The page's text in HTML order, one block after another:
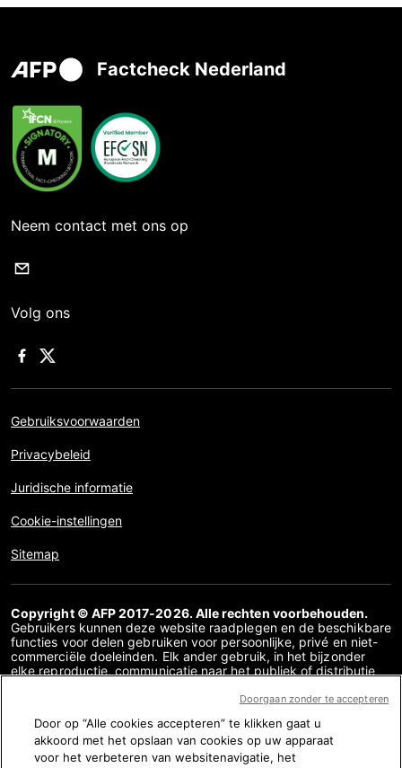
Factcheck Nederland
Neem contact met ons op
Volg ons
Gebruiksvoorwaarden
Privacybeleid
Juridische informatie
Cookie-instellingen
Sitemap
Copyright © AFP 2017-2026. Alle rechten voorbehouden.
Gebruikers kunnen deze website raadplegen en de beschikbare
functies voor delen gebruiken voor persoonlijke, privé en niet-
commerciële doeleinden. Elk ander gebruik, in het bijzonder
elke reproductie, communicatie naar het publiek of distributie
enig ander doel en/of op enige andere manier, zonder dat een
is streng verboden. De inhoud die wordt afgebeeld of
opgenomen via links binnen de factchecking inhoud wordt
verstrekt voor zover nodig voor een correct begrip van de
Door op “Alle cookies accepteren” te klikken gaat u
akkoord met het opslaan van cookies op uw apparaat
voor het verbeteren van websitenavigatie, het
Doorgaan zonder te accepteren